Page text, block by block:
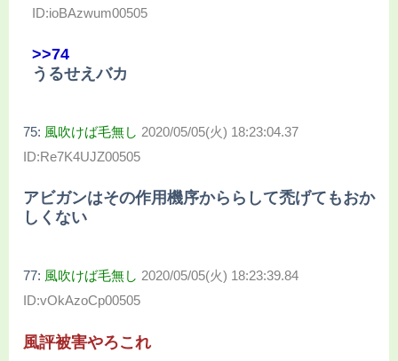
ID:ioBAzwum00505
>>74
うるせえバカ
75: 風吹けば毛無し 2020/05/05(火) 18:23:04.37
ID:Re7K4UJZ00505
アビガンはその作用機序かららして禿げてもおか
しくない
77: 風吹けば毛無し 2020/05/05(火) 18:23:39.84
ID:vOkAzoCp00505
風評被害やろこれ